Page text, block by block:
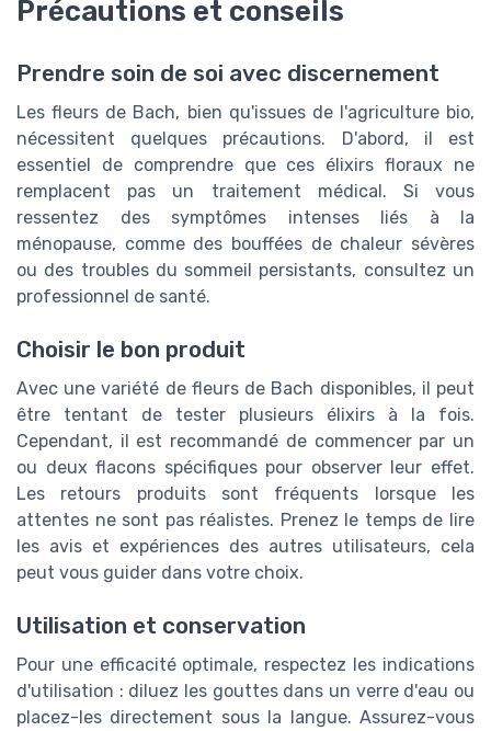
Précautions et conseils
Prendre soin de soi avec discernement
Les fleurs de Bach, bien qu'issues de l'agriculture bio,
nécessitent quelques précautions. D'abord, il est
essentiel de comprendre que ces élixirs floraux ne
remplacent pas un traitement médical. Si vous
ressentez des symptômes intenses liés à la
ménopause, comme des bouffées de chaleur sévères
ou des troubles du sommeil persistants, consultez un
professionnel de santé.
Choisir le bon produit
Avec une variété de fleurs de Bach disponibles, il peut
être tentant de tester plusieurs élixirs à la fois.
Cependant, il est recommandé de commencer par un
ou deux flacons spécifiques pour observer leur effet.
Les retours produits sont fréquents lorsque les
attentes ne sont pas réalistes. Prenez le temps de lire
les avis et expériences des autres utilisateurs, cela
peut vous guider dans votre choix.
Utilisation et conservation
Pour une efficacité optimale, respectez les indications
d'utilisation : diluez les gouttes dans un verre d'eau ou
placez-les directement sous la langue. Assurez-vous